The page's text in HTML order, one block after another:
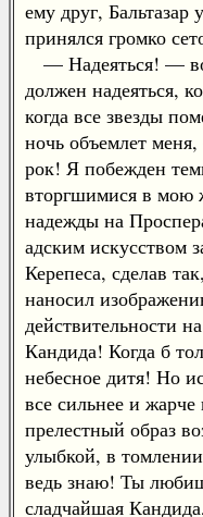
ему друг,
принялся громко
— Надеяться! —
должен надеяться,
когда все звезды
ночь объемлет
рок! Я побежден
вторгшимися в мою
надежды на
адским искусством
Керепеса, сделав
наносил
действительности
Кандида! Когда б
небесное дитя! Но
все сильнее и
прелестный образ
улыбкой, в
ведь знаю! Ты
сладчайшая